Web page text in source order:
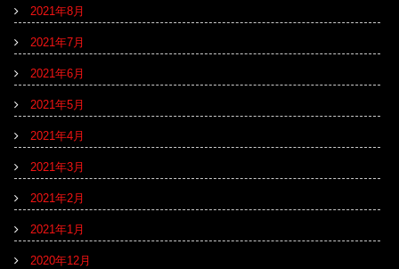
2021年8月
2021年7月
2021年6月
2021年5月
2021年4月
2021年3月
2021年2月
2021年1月
2020年12月